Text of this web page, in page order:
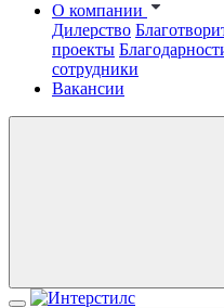
О компании
Дилерство
проекты
сотрудники
Вакансии